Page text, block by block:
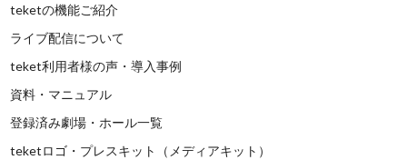
teketの機能ご紹介
ライブ配信について
teket利用者様の声・導入事例
資料・マニュアル
登録済み劇場・ホール一覧
teketロゴ・プレスキット（メディアキット）